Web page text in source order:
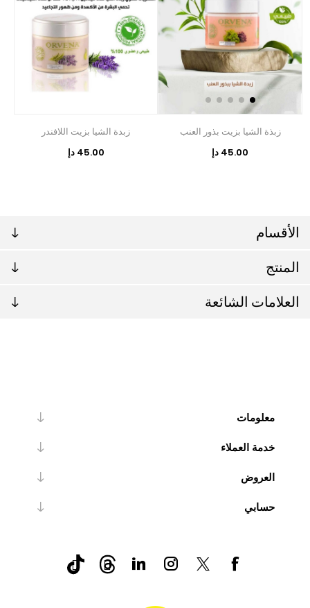
الأقسام
المنتج
العلامات الشائعة
زبذة الشيا بزيت بذور العنب
45.00 دإ
زبدة الشيا بزيت اللافندر
45.00 دإ
معلومات
خدمة العملاء
العروض
حسابي